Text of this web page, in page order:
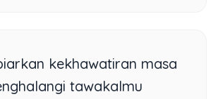
kekhawatiran masa
tawakalmu